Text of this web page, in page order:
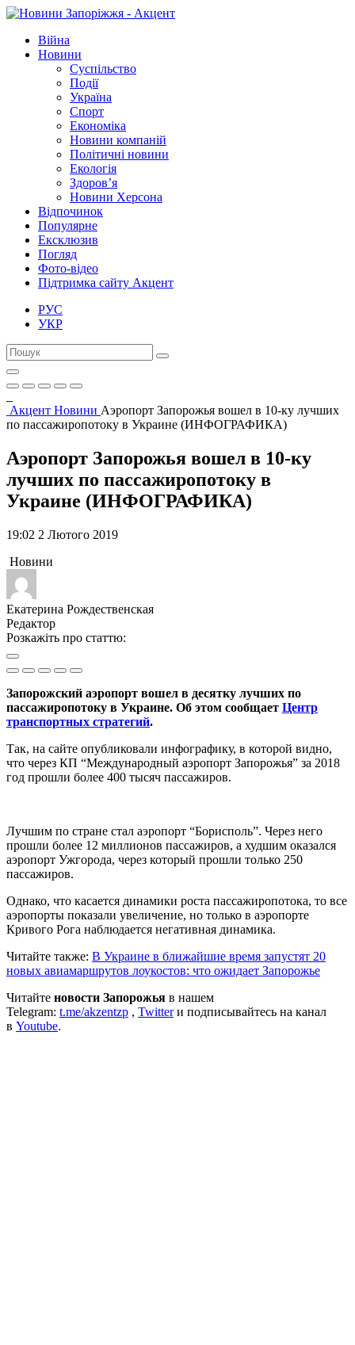
Війна
Новини
Суспільство
Події
Україна
Спорт
Економіка
Новини компаній
Політичні новини
Екологія
Здоров’я
Новини Херсона
Відпочинок
Популярне
Ексклюзив
Погляд
Фото-відео
Підтримка сайту Акцент
РУС
УКР
Акцент Новини Аэропорт Запорожья вошел в 10-ку лучших
по пассажиропотоку в Украине (ИНФОГРАФИКА)
Аэропорт Запорожья вошел в 10-ку
лучших по пассажиропотоку в
Украине (ИНФОГРАФИКА)
19:02 2 Лютого 2019
Новини
Екатерина Рождественская
Редактор
Розкажіть про статтю:
Запорожский аэропорт вошел в десятку лучших по
пассажиропотоку в Украине. Об этом сообщает Центр
транспортных стратегий.
Так, на сайте опубликовали инфографику, в которой видно,
что через КП “Международный аэропорт Запорожья” за 2018
год прошли более 400 тысяч пассажиров.
Лучшим по стране стал аэропорт “Борисполь”. Через него
прошли более 12 миллионов пассажиров, а худшим оказался
аэропорт Ужгорода, через который прошли только 250
пассажиров.
Однако, что касается динамики роста пассажиропотока, то все
аэропорты показали увеличение, но только в аэропорте
Кривого Рога наблюдается негативная динамика.
Читайте также: В Украине в ближайшие время запустят 20
новых авиамаршрутов лоукостов: что ожидает Запорожье
Читайте новости Запорожья в нашем
Telegram: t.me/akzentzp , Twitterи подписывайтесь на канал
в Youtube.